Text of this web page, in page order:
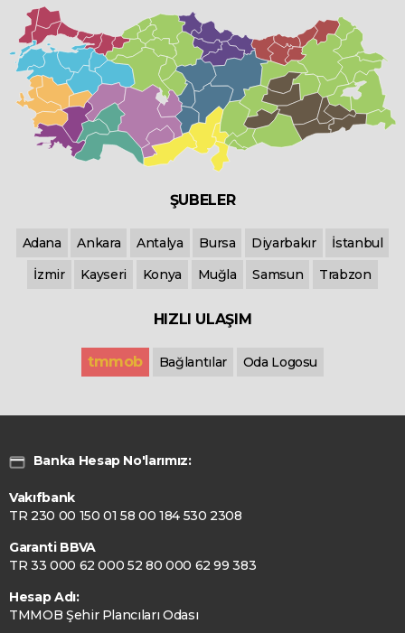
ŞUBELER
Adana Ankara Antalya Bursa Diyarbakır
İstanbul
İzmir
Kayseri Konya Muğla Samsun Trabzon
HIZLI ULAŞIM
tmmob Bağlantılar Oda Logosu
Banka Hesap No'larımız:
Vakıfbank
TR 230 00 150 01 58 00 184 530 2308
Garanti BBVA
TR 33 000 62 000 52 80 000 62 99 383
Hesap Adı:
TMMOB Şehir Plancıları Odası